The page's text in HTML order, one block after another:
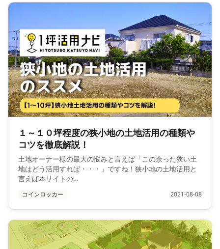
１～１０坪程度の狭小地の土地活用の種類や
コツを徹底解説！
土地オーナー様の最大の悩みと言えば「この余った狭い土
地はどう活用すれば・・・」ですね！狭小地の土地活用と
言えば本サイトの…
コインロッカー 2021-08-08